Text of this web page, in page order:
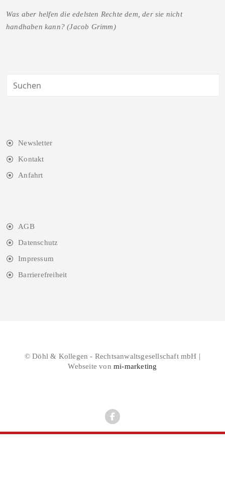
Was aber helfen die edelsten Rechte dem, der sie nicht
handhaben kann? (Jacob Grimm)
Newsletter
Kontakt
Anfahrt
AGB
Datenschutz
Impressum
Barrierefreiheit
© Döhl & Kollegen - Rechtsanwaltsgesellschaft mbH |
Webseite vonmi-marketing